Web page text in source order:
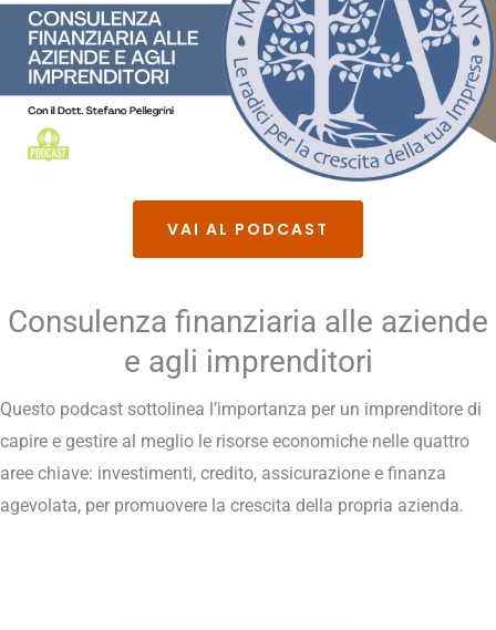
VAI AL PODCAST
Consulenza finanziaria alle aziende
e agli imprenditori
Questo podcast sottolinea l’importanza per un imprenditore di
capire e gestire al meglio le risorse economiche nelle quattro
aree chiave: investimenti, credito, assicurazione e finanza
agevolata, per promuovere la crescita della propria azienda.